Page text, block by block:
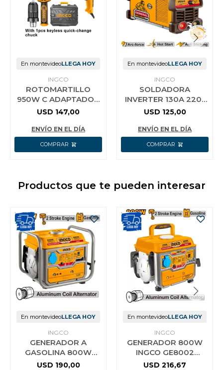
En montevideoLLEGA HOY
INGCO
ROTOMARTILLO
950W C ADAPTADOR
DE MANDRIL EN
RGH9528-2
USD 147,00
ENVÍO EN EL DÍA
En montevideoLLEGA HOY
INGCO
SOLDADORA
INVERTER 130A 220-
240V MMA LED IGBT
USD 125,00
ENVÍO EN EL DÍA
Productos que te pueden interesar
En montevideoLLEGA HOY
INGCO
GENERADOR A
GASOLINA 800W
INGCO GE8005
USD 190,00
En montevideoLLEGA HOY
INGCO
GENERADOR 800W
INGCO GE8002
MOTOR 2T SALIDA
USD 216,67